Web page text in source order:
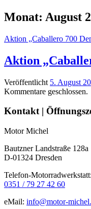
Monat: August
Aktion „Caballero 700
Aktion
Veröffentlicht 5. August
Kommentare geschlossen.
Seitenleiste
Kontakt |
Motor Michel
Bautzner Landstraße 128a
D-01324 Dresden
Telefon-Motorradwerkstatt:
0351 / 79 27 42 60
eMail: info@motor-